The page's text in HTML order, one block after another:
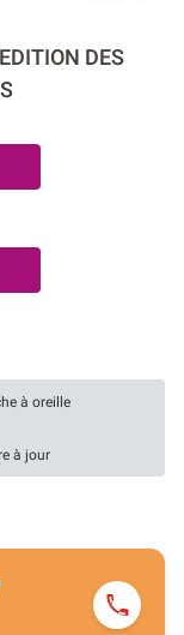
DES
à oreille
à jour